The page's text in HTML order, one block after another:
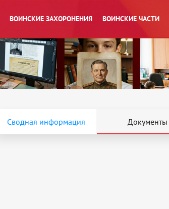
ВОИНСКИЕ ЗАХОРОНЕНИЯ ВОИНСКИЕ ЧАСТИ
Сводная информация Документы